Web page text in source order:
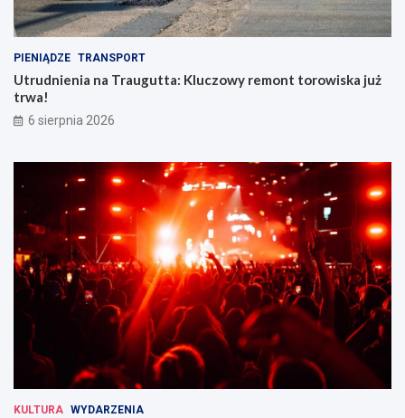
PIENIĄDZE TRANSPORT
Utrudnienia na Traugutta: Kluczowy remont torowiska już
trwa!
6 sierpnia 2026
KULTURA WYDARZENIA